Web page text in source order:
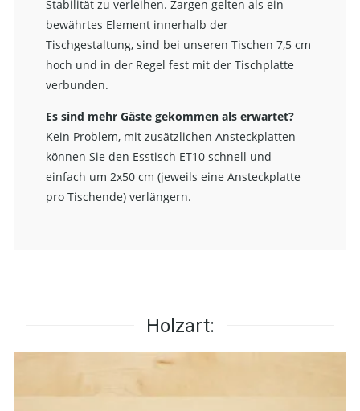
Stabilität zu verleihen. Zargen gelten als ein
bewährtes Element innerhalb der
Tischgestaltung, sind bei unseren Tischen 7,5 cm
hoch und in der Regel fest mit der Tischplatte
verbunden.
Es sind mehr Gäste gekommen als erwartet?
Kein Problem, mit zusätzlichen Ansteckplatten
können Sie den Esstisch ET10 schnell und
einfach um 2x50 cm (jeweils eine Ansteckplatte
pro Tischende) verlängern.
Holzart: